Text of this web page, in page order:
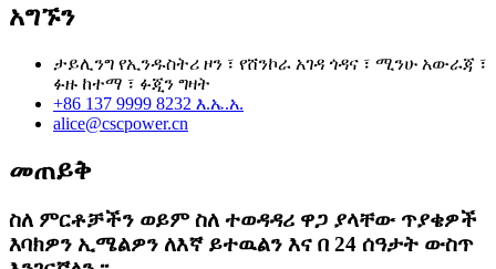
አግኙን
ታይሊንግ የኢንዱስትሪ ዞን ፣ የሸንኮራ አገዳ ጎዳና ፣ ሚንሁ አውራጃ ፣
ፉዙ ከተማ ፣ ፉጂን ግዛት
+86 137 9999 8232 እ.ኤ.አ.
alice@cscpower.cn
መጠይቅ
ስለ ምርቶቻችን ወይም ስለ ተወዳዳሪ ዋጋ ያላቸው ጥያቄዎች
እባክዎን ኢሜልዎን ለእኛ ይተዉልን እና በ 24 ሰዓታት ውስጥ